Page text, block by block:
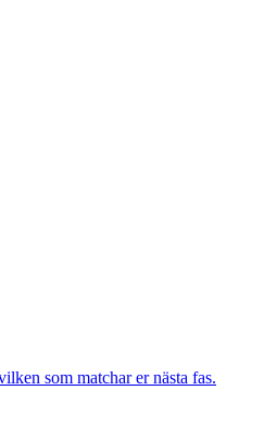
som matchar er nästa fas.